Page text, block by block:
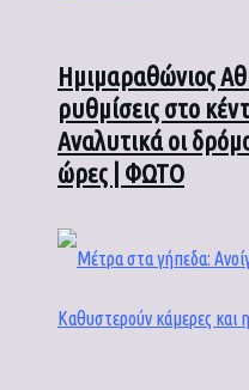
Ημιμαραθώνιος
ρυθμίσεις στο
Αναλυτικά οι
ώρες | ΦΩΤΟ